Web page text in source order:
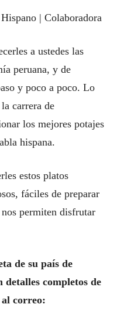
| Colaboradora
a ustedes las
peruana, y de
y poco a poco. Lo
carrera de
los mejores potajes
hispana.
estos platos
fáciles de preparar
permiten disfrutar
de su país de
completos de
correo: